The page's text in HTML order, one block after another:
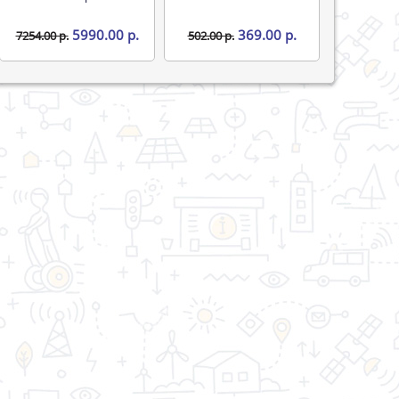
7254.00 р. 5990.00 р. 502.00 р. 369.00 р.